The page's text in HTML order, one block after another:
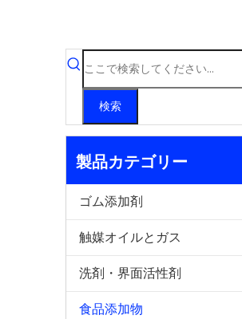
検索
製品カテゴリー
ゴム添加剤
触媒オイルとガス
洗剤・界面活性剤
食品添加物